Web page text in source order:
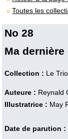
Toutes les
No 28
Ma
Collection : Le
Auteure : Reynald
Illustratrice : May
Date de parution :